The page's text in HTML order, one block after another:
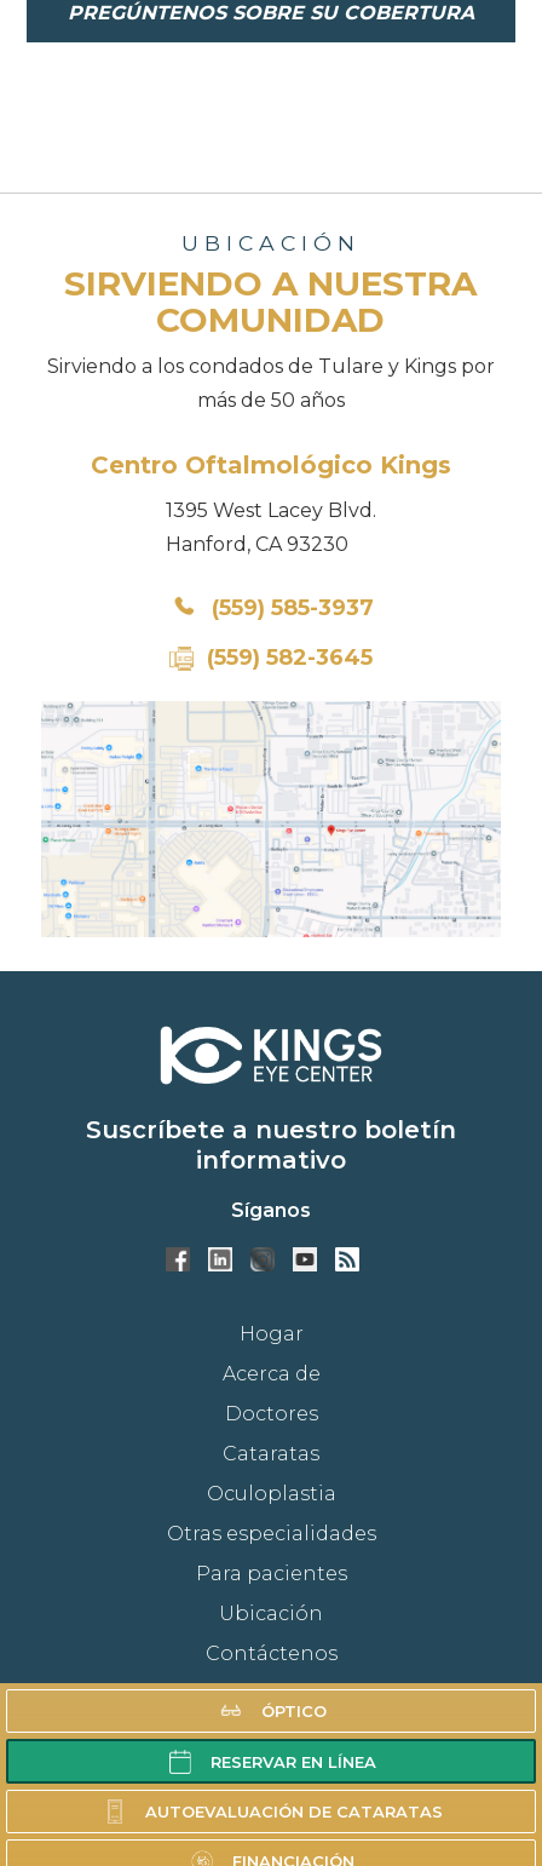
PREGÚNTENOS SOBRE SU COBERTURA
UBICACIÓN
SIRVIENDO A NUESTRA
COMUNIDAD
Sirviendo a los condados de Tulare y Kings por
más de 50 años
Centro Oftalmológico Kings
1395 West Lacey Blvd.
Hanford, CA 93230
(559) 585-3937
(559) 582-3645
ÓPTICO
RESERVAR EN LÍNEA
AUTOEVALUACIÓN DE CATARATAS
FINANCIACIÓN
Suscríbete a nuestro boletín
informativo
Síganos
Hogar
Acerca de
Doctores
Cataratas
Oculoplastia
Otras especialidades
Para pacientes
Ubicación
Contáctenos
Remitir a un paciente
Óptico
Solicitar cita
Autoevaluación de cataratas
Financiación